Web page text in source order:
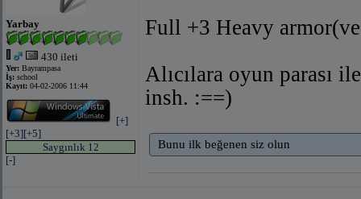
Yarbay
430 ileti
Yer: Bayrampasa
İş: school
Kayıt: 04-02-2006 11:44
[+]
[+3][+5]
Saygınlık 12
[-]
Full +3 Heavy
Alıcılara oyun parası
insh. :==)
Bunu ilk beğenen siz olun